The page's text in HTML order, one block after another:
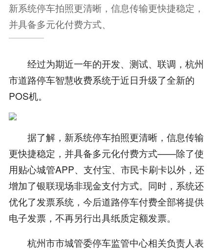
新系统停车拍照更清晰，信息传输更快捷稳定，
并具备多元化付费方式、
经过为期近一年的开发、测试、联调，杭州
市道路停车智慧收费系统于近日升级了全新的
POS机。
据了解，新系统停车拍照更清晰，信息传输
更快捷稳定，并具备多元化付费方式——除了使
用贴心城管APP、支付宝、市民卡刷卡以外，还
增加了银联现场非现金支付方式。同时，系统还
优化了发票系统，今后道路停车付费全部将提供
电子发票，不再另行出具纸质定额发票。
杭州市市城管委停车监管中心相关负责人表